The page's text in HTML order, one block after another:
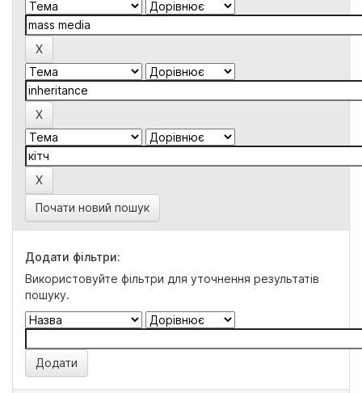
Почати новий пошук
Додати фільтри:
Використовуйте фільтри для уточнення результатів
пошуку.